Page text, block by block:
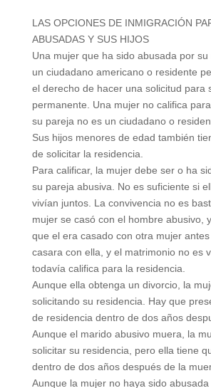
LAS OPCIONES DE INMIGRACIÓN
ABUSADAS Y SUS HIJOS
Una mujer que ha sido abusada por
un ciudadano americano o residente
el derecho de hacer una solicitud para
permanente. Una mujer no califica
su pareja no es un ciudadano o
Sus hijos menores de edad también
de solicitar la residencia.
Para calificar, la mujer debe ser o ha
su pareja abusiva. No es suficiente si
vivían juntos. La convivencia no es
mujer se casó con el hombre abusivo,
que el era casado con otra mujer
casara con ella, y el matrimonio no es
todavía califica para la residencia.
Aunque ella obtenga un divorcio, la
solicitando su residencia. Hay que
de residencia dentro de dos años
Aunque el marido abusivo muera, la
solicitar su residencia, pero ella tiene
dentro de dos años después de la
Aunque la mujer no haya sido abusada